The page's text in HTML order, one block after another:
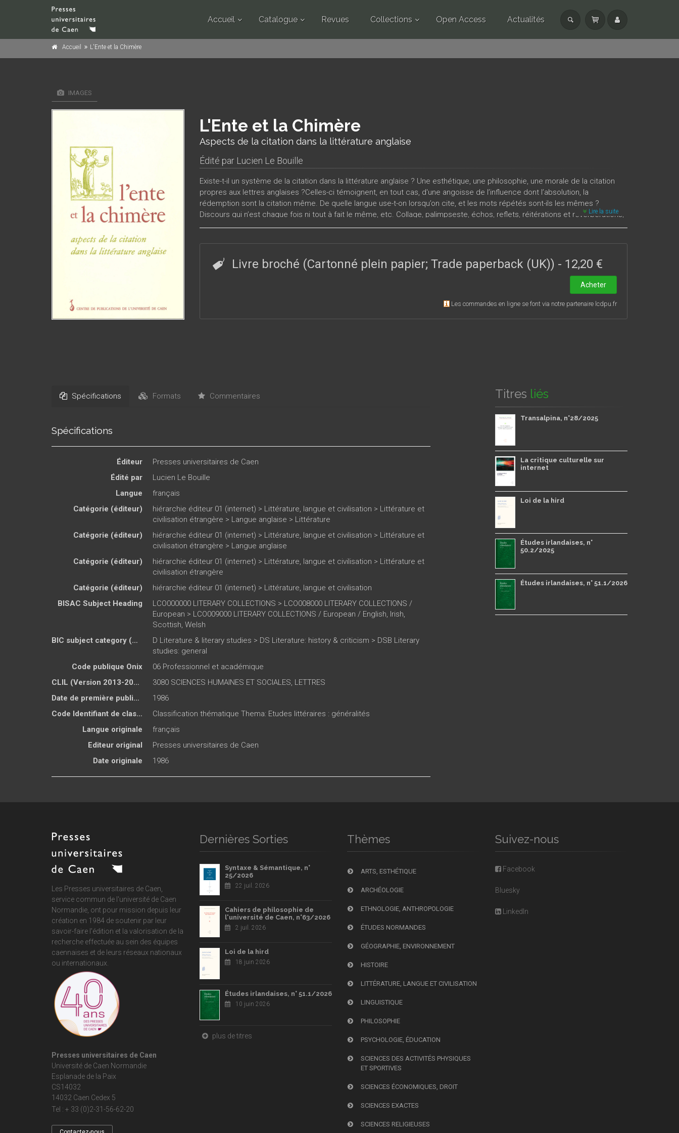
Accueil Catalogue Revues Collections Open Access Actualités
Accueil L'Ente et la Chimère
IMAGES
L'Ente et la Chimère
Aspects de la citation dans la littérature anglaise
Édité par Lucien Le Bouille
Existe-t-il un système de la citation dans la littérature anglaise ? Une esthétique, une philosophie, une morale de la citation
propres aux lettres anglaises ?Celles-ci témoignent, en tout cas, d'une angoisse de l’influence dont l’absolution, la
rédemption sont la citation même. De quelle langue use-t-on lorsqu’on cite, et les mots répétés sont-ils les mêmes ?
Discours qui n’est chaque fois ni tout à fait le même, etc. Collage, palimpseste, échos, reflets, réitérations et réverbérations,
éléments spécifiques d’un intertexte universel.Tels sont les deux pôles et l’axe de cette série d’études qui vont de John
est partout dans ce livre.
Lire la suite
Livre broché (Cartonné plein papier; Trade paperback (UK)) - 12,20 €
Acheter
Les commandes en ligne se font via notre partenaire lcdpu.fr
Spécifications Formats Commentaires
Spécifications
Éditeur
Presses universitaires de Caen
Édité par
Lucien Le Bouille
Langue
français
Catégorie (éditeur)
hiérarchie éditeur 01 (internet) > Littérature, langue et civilisation > Littérature et
civilisation étrangère > Langue anglaise > Littérature
Catégorie (éditeur)
hiérarchie éditeur 01 (internet) > Littérature, langue et civilisation > Littérature et
civilisation étrangère > Langue anglaise
Catégorie (éditeur)
hiérarchie éditeur 01 (internet) > Littérature, langue et civilisation > Littérature et
civilisation étrangère
Catégorie (éditeur)
hiérarchie éditeur 01 (internet) > Littérature, langue et civilisation
BISAC Subject Heading
LCO000000 LITERARY COLLECTIONS > LCO008000 LITERARY COLLECTIONS /
European > LCO009000 LITERARY COLLECTIONS / European / English, Irish,
Scottish, Welsh
BIC subject category (UK)
D Literature & literary studies > DS Literature: history & criticism > DSB Literary
studies: general
Code publique Onix
06 Professionnel et académique
CLIL (Version 2013-2019 )
3080 SCIENCES HUMAINES ET SOCIALES, LETTRES
Date de première publication du titre
1986
Code Identifiant de classement sujet
Classification thématique Thema: Etudes littéraires : généralités
Langue originale
français
Editeur original
Presses universitaires de Caen
Date originale
1986
Titres liés
Transalpina, n°28/2025
La critique culturelle sur
internet
Loi de la hird
Études irlandaises, n°
50.2/2025
Études irlandaises, n° 51.1/2026
Les Presses universitaires de Caen,
service commun de l'université de Caen
Normandie , ont pour mission depuis leur
création en 1984 de soutenir par leur
savoir-faire l'édition et la valorisation de la
recherche effectuée au sein des équipes
caennaises et de leurs réseaux nationaux
ou internationaux.
Presses universitaires de Caen
Université de Caen Normandie
Esplanade de la Paix
CS14032
14032 Caen Cedex 5
Tel : + 33 (0)2-31-56-62-20
Dernières Sorties
Syntaxe & Sémantique, n°
25/2026
22 juil. 2026
Cahiers de philosophie de
l'université de Caen, n°63/2026
2 juil. 2026
Loi de la hird
18 juin 2026
Études irlandaises, n° 51.1/2026
10 juin 2026
plus de titres
Thèmes
ARTS, ESTHÉTIQUE
ARCHÉOLOGIE
ETHNOLOGIE, ANTHROPOLOGIE
ÉTUDES NORMANDES
GÉOGRAPHIE, ENVIRONNEMENT
HISTOIRE
LITTÉRATURE, LANGUE ET CIVILISATION
LINGUISTIQUE
PHILOSOPHIE
PSYCHOLOGIE, ÉDUCATION
SCIENCES DES ACTIVITÉS PHYSIQUES
ET SPORTIVES
SCIENCES ÉCONOMIQUES, DROIT
SCIENCES EXACTES
SCIENCES RELIGIEUSES
Suivez-nous
Facebook
Bluesky
LinkedIn